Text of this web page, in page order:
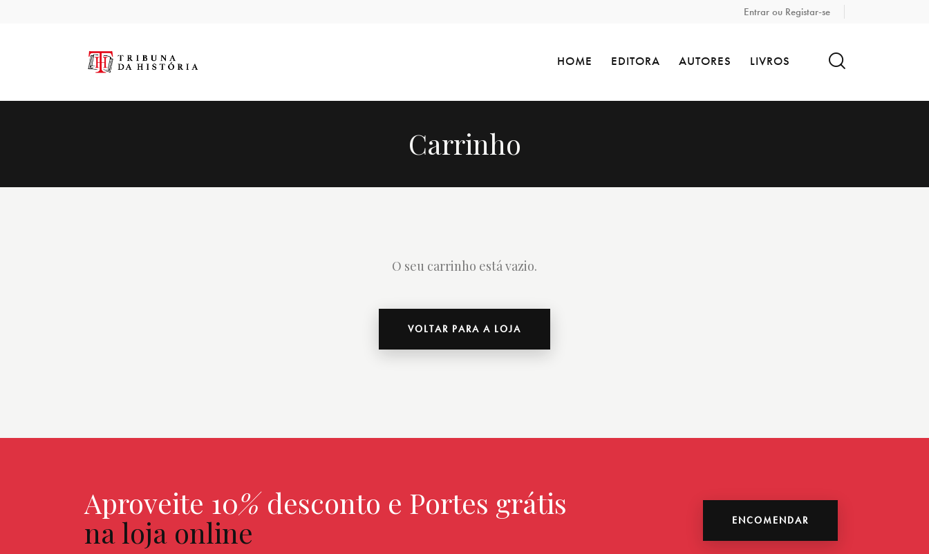
Entrar ou Registar-se
HOME EDITORA AUTORES LIVROS
Carrinho
O seu carrinho está vazio.
VOLTAR PARA A LOJA
Aproveite 10%desconto e Portes grátis
na lo
ENCOMENDAR